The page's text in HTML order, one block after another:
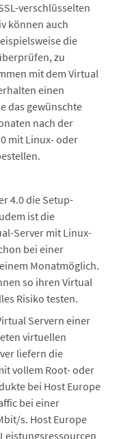
verschlüsselten
können auch
die
zu
mit dem Virtual
einen
das gewünschte
nach der
mit Linux- oder
4.0 die Setup-
ist die
Server mit Linux-
bei einer
Monatmöglich.
so ihren Virtual
Risiko testen.
Servern einer
virtuellen
liefern die
vollem Root- oder
bei Host Europe
bei einer
s. Host Europe